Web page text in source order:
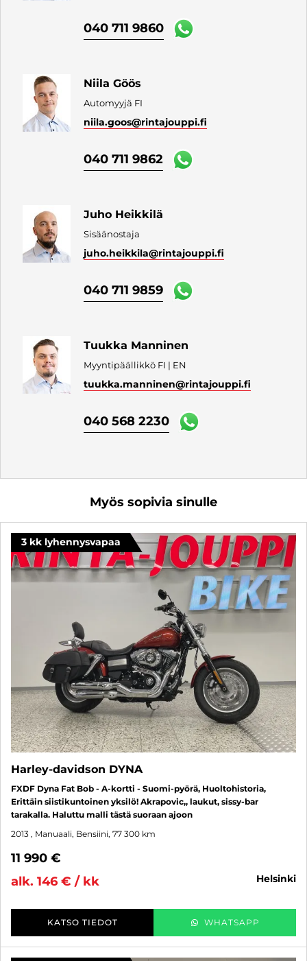
040 711 9860
Niila Göös
Automyyjä FI
niila.goos@rintajouppi.fi
040 711 9862
Juho Heikkilä
Sisäänostaja
juho.heikkila@rintajouppi.fi
040 711 9859
Tuukka Manninen
Myyntipäällikkö FI | EN
tuukka.manninen@rintajouppi.fi
040 568 2230
Myös sopivia sinulle
3 kk lyhennysvapaa
Harley-davidson DYNA
FXDF Dyna Fat Bob - A-kortti - Suomi-pyörä, Huoltohistoria,
Erittäin siistikuntoinen yksilö! Akrapovic,, laukut, sissy-bar
tarakalla. Haluttu malli tästä suoraan ajoon
2013 , Manuaali, Bensiini, 77 300 km
11 990 €
alk. 146 € / kk
helsinki
KATSO TIEDOT WHATSAPP